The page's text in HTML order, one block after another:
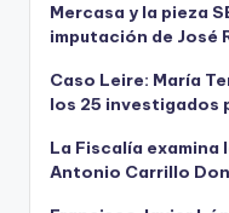
Mercasa y la pieza
imputación de José
Caso Leire: María
los 25 investigados
La Fiscalía examina
Antonio Carrillo